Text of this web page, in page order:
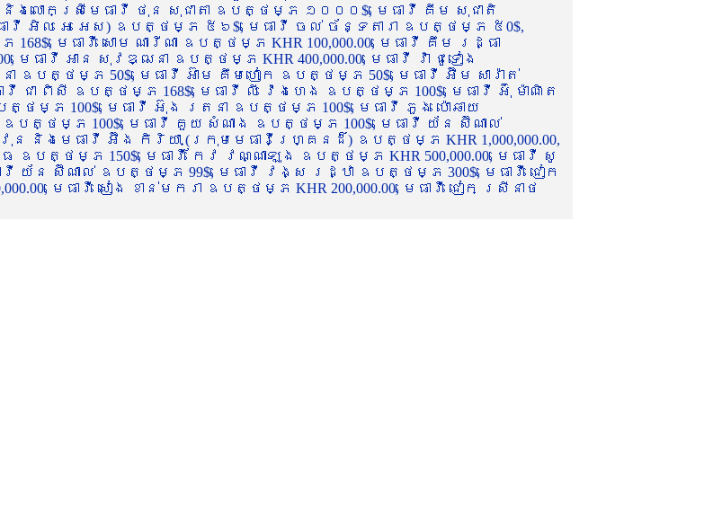
ា និងលោកស្រីមេធាវី ថុន សុជាតា ឧបត្ថម្ភ ១០០០$, មេធាវី គីម សុជាតិ
ាវី អិល អេ អេស) ឧបត្ថម្ភ ៥៦$, មេធាវី ចល់ ច័ន្ទតារា ឧបត្ថម្ភ ៥0$,
មេធាវី សោម ណារីណា ឧបត្ថម្ភ KHR 100,000.00, មេធាវី គឹម រដ្ធា
មេធាវី អាន សុវឌ្ឍនា ឧបត្ថម្ភ KHR 400,000.00, មេធាវី វ៉ា ជូទៀង
ឧបត្ថម្ភ 50$, មេធាវី អ៊ាម គឹមហៀក ឧបត្ថម្ភ 50$, មេធាវី អ៊ឹម សារ៉ាត់
វី ជា ពិសី ឧបត្ថម្ភ 168$, មេធាវី លី វ៉េងហេង ឧបត្ថម្ភ 100$, មេធាវី អ៊ុំ ម៉ាណិត
ថម្ភ 100$, មេធាវី អ៊ុង រតនា ឧបត្ថម្ភ 100$, មេធាវី ភួង ប៉ោឆាយ
បត្ថម្ភ 100$, មេធាវី គួយ សំណាង ឧបត្ថម្ភ 100$, មេធាវី យ័ន ស៊ីណាល់
ន និងមេធាវី អ៊ឹង កិរិយា (ក្រុមមេធាវីហ្គ្រេនដ៏) ឧបត្ថម្ភ KHR 1,000,000.00,
ឧបត្ថម្ភ 150$, មេធាវី កែវ វណ្ណាឡុង ឧបត្ថម្ភ KHR 500,000.00, មេធាវី សូ
វី យ័ន ស៊ីណាល់ ឧបត្ថម្ភ 99$, មេធាវី វង្ស រដ្ឋា ឧបត្ថម្ភ 300$, មេធាវី ជៀក
មេធាវី សៀង ខាន់មករា ឧបត្ថម្ភ KHR 200,000.00, មេធាវី ជៀក ស្រីនាថ